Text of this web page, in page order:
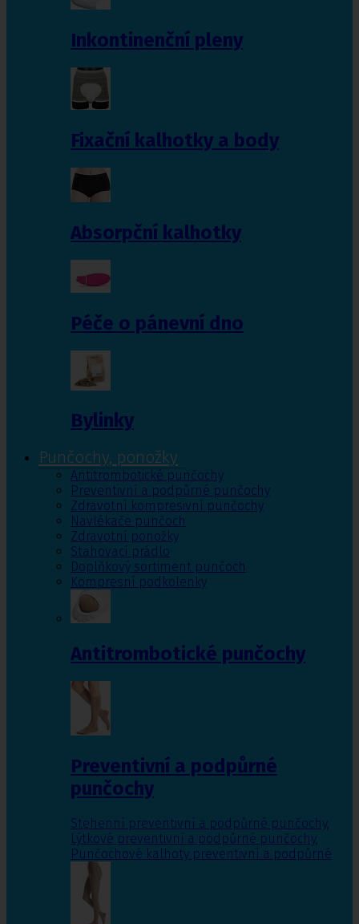
Inkontinenční pleny
Fixační kalhotky a body
Absorpční kalhotky
Péče o pánevní dno
Bylinky
Punčochy, ponožky
Antitrombotické punčochy
Preventivní a podpůrné punčochy
Zdravotní kompresivní punčochy
Navlékače punčoch
Zdravotní ponožky
Stahovací prádlo
Doplňkový sortiment punčoch
Kompresní podkolenky
Antitrombotické punčochy
Preventivní a podpůrné
punčochy
Stehenní preventivní a podpůrné punčochy,
Lýtkové preventivní a podpůrné punčochy,
Punčochové kalhoty preventivní a podpůrné